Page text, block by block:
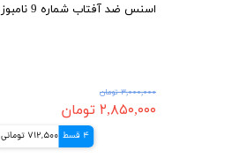
۳,۰۰۰,۰۰۰ تومان
۲,۸۵۰,۰۰۰ تومان
4 قسط 712,500 تومانی